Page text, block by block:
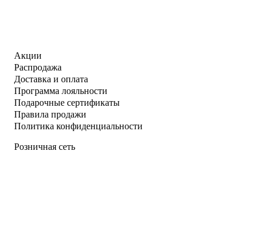
Акции
Распродажа
Доставка и оплата
Программа лояльности
Подарочные сертификаты
Правила продажи
Политика конфиденциальности
Розничная сеть